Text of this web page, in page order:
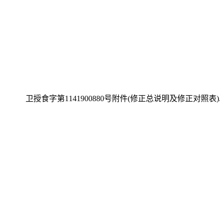
卫授食字第1141900880号附件(修正总说明及修正对照表